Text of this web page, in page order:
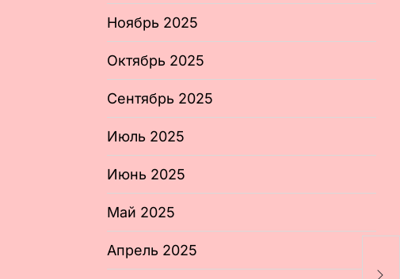
Ноябрь 2025
Октябрь 2025
Сентябрь 2025
Июль 2025
Июнь 2025
Май 2025
Апрель 2025